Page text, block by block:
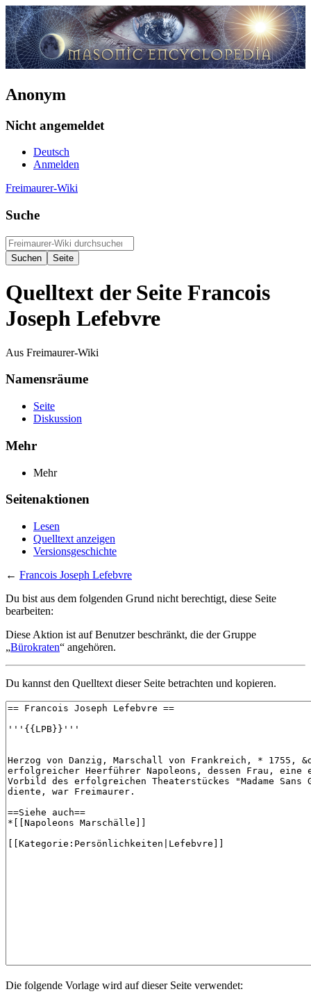
Anonym
Nicht angemeldet
Deutsch
Anmelden
Freimaurer-Wiki
Suche
Quelltext der Seite Francois
Joseph Lefebvre
Aus Freimaurer-Wiki
Namensräume
Seite
Diskussion
Mehr
Mehr
Seitenaktionen
Lesen
Quelltext anzeigen
Versionsgeschichte
← Francois Joseph Lefebvre
Du bist aus dem folgenden Grund nicht berechtigt, diese Seite
bearbeiten:
Diese Aktion ist auf Benutzer beschränkt, die der Gruppe
„Bürokraten“ angehören.
Du kannst den Quelltext dieser Seite betrachten und kopieren.
Die folgende Vorlage wird auf dieser Seite verwendet: